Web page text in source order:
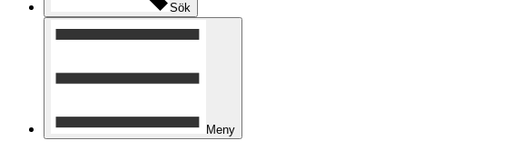
Sök
Meny